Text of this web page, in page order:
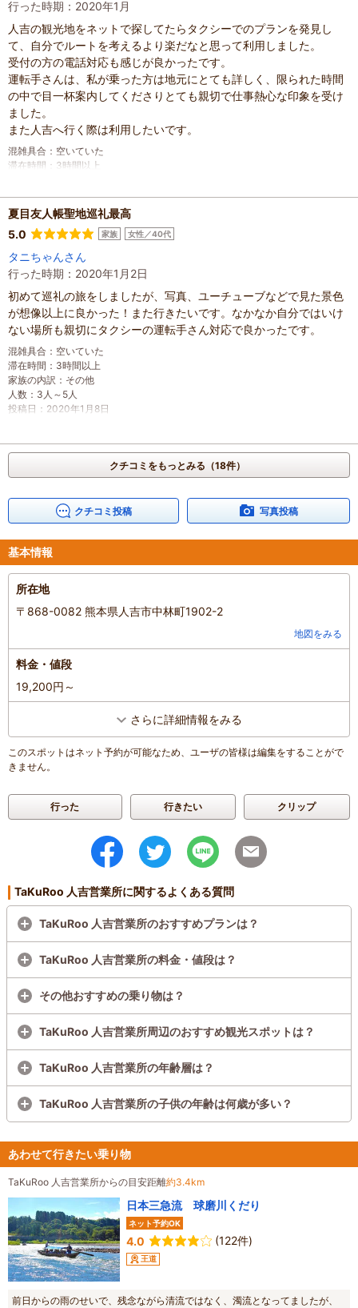
行った時期：2020年1月
人吉の観光地をネットで探してたらタクシーでのプランを発見し
て、自分でルートを考えるより楽だなと思って利用しました。
受付の方の電話対応も感じが良かったです。
運転手さんは、私が乗った方は地元にとても詳しく、限られた時間
の中で目一杯案内してくださりとても親切で仕事熱心な印象を受け
ました。
また人吉へ行く際は利用したいです。
混雑具合 ： 空いていた
滞在時間 ： 3時間以上
投稿日：2020年1月18日
夏目友人帳聖地巡礼最高
5.0
家族 女性／40代
タニちゃんさん
行った時期：2020年1月2日
初めて巡礼の旅をしましたが、写真、ユーチューブなどで見た景色
が想像以上に良かった！また行きたいです。なかなか自分ではいけ
ない場所も親切にタクシーの運転手さん対応で良かったです。
混雑具合 ： 空いていた
滞在時間 ： 3時間以上
家族の内訳 ： その他
人数 ： 3人～5人
投稿日 ： 2020年1月8日
クチコミをもっとみる（18件）
クチコミ投稿 写真投稿
基本情報
所在地
〒868-0082 熊本県人吉市中林町1902-2
地図をみる
料金・値段
19,200円～
さらに詳細情報をみる
このスポットはネット予約が可能なため、ユーザの皆様は編集をすることがで
きません。
行った 行きたい クリップ
TaKuRoo 人吉営業所に関するよくある質問
TaKuRoo 人吉営業所のおすすめプランは？
TaKuRoo 人吉営業所の料金・値段は？
その他おすすめの乗り物は？
TaKuRoo 人吉営業所周辺のおすすめ観光スポットは？
TaKuRoo 人吉営業所の年齢層は？
TaKuRoo 人吉営業所の子供の年齢は何歳が多い？
あわせて行きたい乗り物
TaKuRoo 人吉営業所からの目安距離約3.4km
日本三急流 球磨川くだり
ネット予約OK
4.0 (122件)
王道
前日からの雨のせいで、残念ながら清流ではなく、濁流となってましたが、